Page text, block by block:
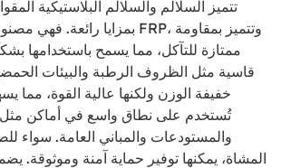
تتميز السلالم والسلالم البلاستيكية
ممتازة للتآكل، مما يسمح باستخدامها
قاسية مثل الظروف الرطبة والبيئات
خفيفة الوزن ولكنها عالية القوة، مما
تُستخدم على نطاق واسع في أماكن مثل
والمستودعات والمباني العامة. سواء
المشاة، يمكنها توفير حماية آمنة وموثوقة.